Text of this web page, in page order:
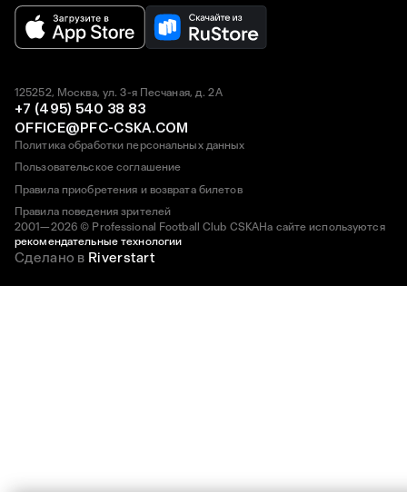
2001—2026 © Professional Football Club CSKAНа сайте используются
рекомендательные технологии
125252, Москва, ул. 3-я Песчаная, д. 2А
+7 (495) 540 38 83
OFFICE@PFC-CSKA.COM
Политика обработки персональных данных
Пользовательское соглашение
Правила приобретения и возврата билетов
Правила поведения зрителей
Сделано в Riverstart